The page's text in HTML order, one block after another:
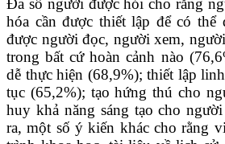
Đa số người được hỏi cho rằng
hóa cần được thiết lập để có thể
được người đọc, người xem,
trong bất cứ hoàn cảnh nào
dễ thực hiện (68,9%); thiết lập
tục (65,2%); tạo hứng thú cho
huy khả năng sáng tạo cho
ra, một số ý kiến khác cho rằng